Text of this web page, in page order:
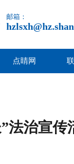
邮箱：
点睛网
法治宣传